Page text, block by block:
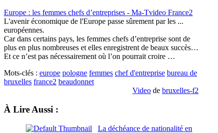
Europe : les femmes chefs d’entreprises - Ma-Tvideo France2
L'avenir économique de l'Europe passe sûrement par les ...
européennes.
Car dans certains pays, les femmes chefs d’entreprise sont de
plus en plus nombreuses et elles enregistrent de beaux succès…
Et ce n’est pas nécessairement où l’on pourrait croire …
Mots-clés : europe pologne femmes chef d'entreprise bureau de
bruxelles france2 beaudonnet
Video de bruxelles-f2
À Lire Aussi :
La déchéance de nationalité en